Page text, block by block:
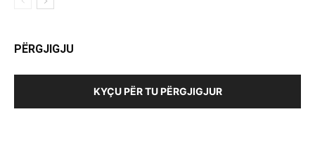
PËRGJIGJU
KYÇU PËR TU PËRGJIGJUR